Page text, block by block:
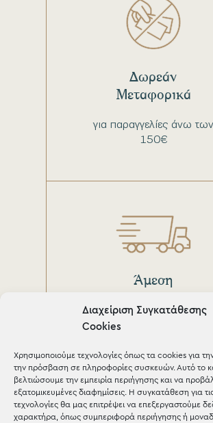
Διαχείριση Συγκατάθεσης
Cookies
Χρησιμοποιούμε τεχνολογίες όπως τα cookies για
την πρόσβαση σε πληροφορίες συσκευών. Αυτό το
βελτιώσουμε την εμπειρία περιήγησης και να
εξατομικευμένες διαφημίσεις. Η συγκατάθεση για
τεχνολογίες θα μας επιτρέψει να επεξεργαστούμε
χαρακτήρα, όπως συμπεριφορά περιήγησης ή
για παραγγελίες άνω των
150€
Δωρεάν
Μεταφορικά
μέσα σε 1-3 μέρες σε όλη
Άμεση